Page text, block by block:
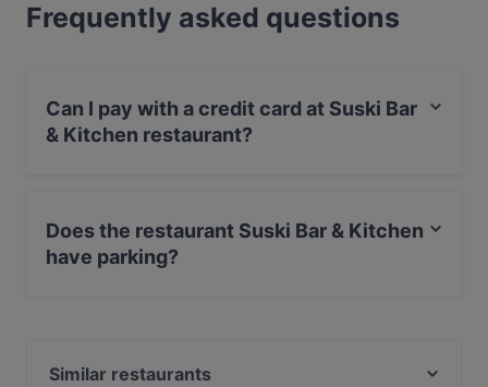
Frequently asked questions
Can I pay with a credit card at Suski Bar
& Kitchen restaurant?
Does the restaurant Suski Bar & Kitchen
have parking?
Similar restaurants